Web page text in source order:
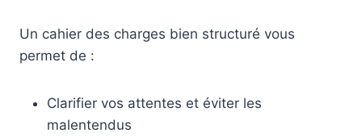
Un cahier des charges bien structuré vous
permet de :
Clarifier vos attentes et éviter les
malentendus